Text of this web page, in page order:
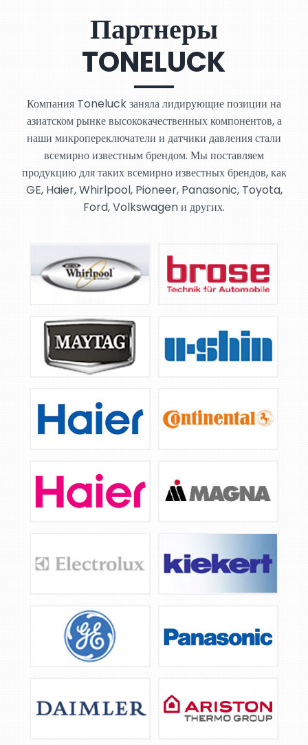
Партнеры
TONELUCK
Компания Toneluck заняла лидирующие позиции на
азиатском рынке высококачественных компонентов, а
наши микропереключатели и датчики давления стали
всемирно известным брендом. Мы поставляем
продукцию для таких всемирно известных брендов, как
GE, Haier, Whirlpool, Pioneer, Panasonic, Toyota,
Ford, Volkswagen и других.